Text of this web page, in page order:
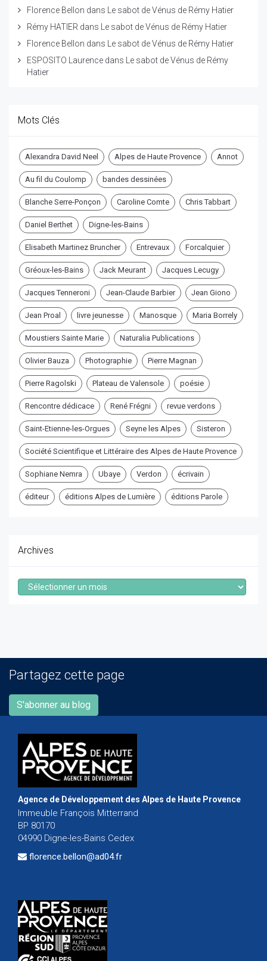
Florence Bellon dans
Le sabot de Vénus de Rémy Hatier
Rémy HATIER dans
Le sabot de Vénus de Rémy Hatier
Florence Bellon dans
Le sabot de Vénus de Rémy Hatier
ESPOSITO Laurence dans
Le sabot de Vénus de Rémy
Hatier
Mots Clés
Alexandra David Neel Alpes de Haute Provence Annot
Au fil du Coulomp bandes dessinées
Blanche Serre-Ponçon Caroline Comte Chris Tabbart
Daniel Berthet Digne-les-Bains
Elisabeth Martinez Bruncher Entrevaux Forcalquier
Gréoux-les-Bains Jack Meurant Jacques Lecugy
Jacques Tenneroni Jean-Claude Barbier Jean Giono
Jean Proal livre jeunesse Manosque Maria Borrely
Moustiers Sainte Marie Naturalia Publications
Olivier Bauza Photographie Pierre Magnan
Pierre Ragolski Plateau de Valensole poésie
Rencontre dédicace René Frégni revue verdons
Saint-Etienne-les-Orgues Seyne les Alpes Sisteron
Société Scientifique et Littéraire des Alpes de Haute Provence
Sophiane Nemra Ubaye Verdon écrivain
éditeur éditions Alpes de Lumière éditions Parole
Archives
Archives
Partagez cette page
S'abonner au blog
Agence de Développement des Alpes de Haute Provence
Immeuble François Mitterrand
BP 80170
04990 Digne-les-Bains Cedex
florence.bellon@ad04.fr